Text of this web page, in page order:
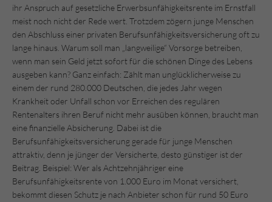
ihr Anspruch auf gesetzliche Erwerbsunfähigkeitsrente im Ernstfall
meist noch nicht der Rede wert. Trotzdem zögern junge Menschen
den Abschluss einer privaten Berufsunfähigkeitsversicherung oft zu
lange hinaus. Warum soll man „langweilige“ Vorsorge betreiben,
wenn man sein Geld jetzt sofort für die schönen Dinge des Lebens
ausgeben kann? Ganz einfach: Zählt man unglücklicherweise zu
einem der rund 280.000 Deutschen, die jedes Jahr wegen
Krankheit oder Unfall schon vor Erreichen des regulären
Rentenalters ihren Beruf nicht mehr ausüben können, braucht man
eine finanzielle Absicherung. Dabei ist die
Berufsunfähigkeitsversicherung gerade für junge Menschen
attraktiv, denn je jünger der Versicherte, desto günstiger ist der
Beitrag. Beispiel: Wer als Achtzehnjähriger eine
Berufsunfähigkeitsrente von 1.000 Euro im Monat versichert,
bekommt diesen Schutz je nach Anbieter schon für rund 50 Euro